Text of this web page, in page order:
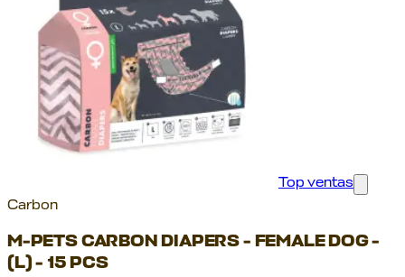
Top ventas
Carbon
M-PETS CARBON DIAPERS - FEMALE DOG -
(L) - 15 PCS